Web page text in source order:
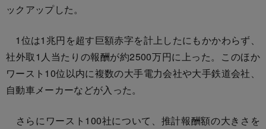
ックアップした。
1位は1兆円を超す巨額赤字を計上したにもかかわらず、
社外取1人当たりの報酬が約2500万円に上った。このほか
ワースト10位以内に複数の大手電力会社や大手鉄道会社、
自動車メーカーなどが入った。
さらにワースト100社について、推計報酬額の大きさを